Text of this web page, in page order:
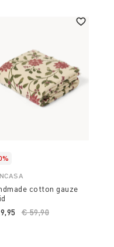
cotton gauze
Price reduced from
€ 59,90